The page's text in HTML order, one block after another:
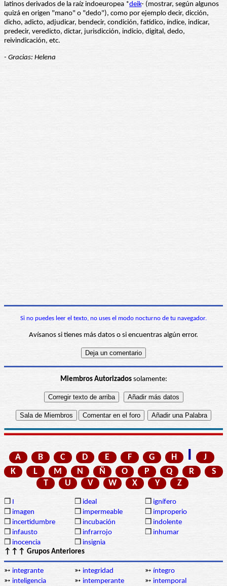
latinos derivados de la raíz indoeuropea *deik- (mostrar, según algunos
quizá en origen "mano" o "dedo"), como por ejemplo decir, dicción,
dicho, adicto, adjudicar, bendecir, condición, fatídico, índice, indicar,
predecir, veredicto, dictar, jurisdicción, indicio, digital, dedo,
reivindicación, etc.
- Gracias: Helena
Si no puedes leer el texto, no uses el modo nocturno de tu navegador.
Avísanos si tienes más datos o si encuentras algún error.
Miembros Autorizadossolamente:
A B C D E F G H I
J
K
L M N Ñ O P Q R
S
T
U V W X Y Z
❒ I ❒ ideal ❒ ignífero
❒ imagen ❒ impermeable ❒ improperio
❒ incertidumbre ❒ incubación ❒ indolente
❒ infausto ❒ infrarrojo ❒ inhumar
❒ inocencia ❒ insignia
↑↑↑ Grupos Anteriores
➳ integrante ➳ integridad ➳ íntegro
➳ inteligencia ➳ intemperante ➳ intemporal